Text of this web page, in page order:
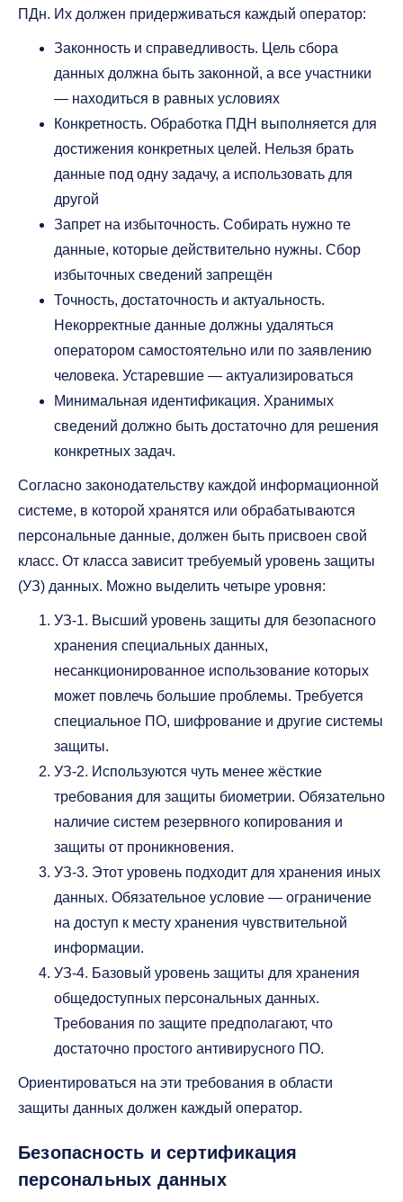
ПДн. Их должен придерживаться каждый оператор:
Законность и справедливость. Цель сбора
данных должна быть законной, а все участники
— находиться в равных условиях
Конкретность. Обработка ПДН выполняется для
достижения конкретных целей. Нельзя брать
данные под одну задачу, а использовать для
другой
Запрет на избыточность. Собирать нужно те
данные, которые действительно нужны. Сбор
избыточных сведений запрещён
Точность, достаточность и актуальность.
Некорректные данные должны удаляться
оператором самостоятельно или по заявлению
человека. Устаревшие — актуализироваться
Минимальная идентификация. Хранимых
сведений должно быть достаточно для решения
конкретных задач.
Согласно законодательству каждой информационной
системе, в которой хранятся или обрабатываются
персональные данные, должен быть присвоен свой
класс. От класса зависит требуемый уровень защиты
(УЗ) данных. Можно выделить четыре уровня:
УЗ-1. Высший уровень защиты для безопасного
хранения специальных данных,
несанкционированное использование которых
может повлечь большие проблемы. Требуется
специальное ПО, шифрование и другие системы
защиты.
УЗ-2. Используются чуть менее жёсткие
требования для защиты биометрии. Обязательно
наличие систем резервного копирования и
защиты от проникновения.
УЗ-3. Этот уровень подходит для хранения иных
данных. Обязательное условие — ограничение
на доступ к месту хранения чувствительной
информации.
УЗ-4. Базовый уровень защиты для хранения
общедоступных персональных данных.
Требования по защите предполагают, что
достаточно простого антивирусного ПО.
Ориентироваться на эти требования в области
защиты данных должен каждый оператор.
Безопасность и сертификация
персональных данных